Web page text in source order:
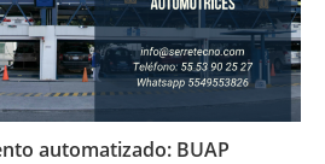
automatizado: BUAP